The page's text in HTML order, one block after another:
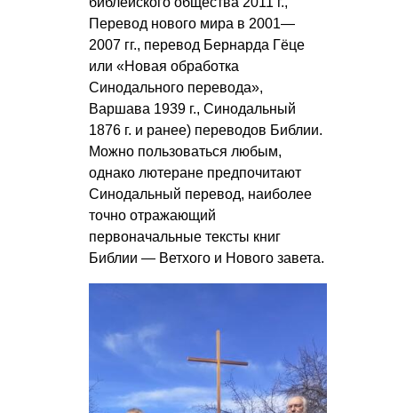
Перевод нового мира в 2001—
2007 гг., перевод Бернарда Гёце
или «Новая обработка
Синодального перевода»,
Варшава 1939 г., Синодальный
1876 г. и ранее) переводов Библии.
Можно пользоваться любым,
однако лютеране предпочитают
Синодальный перевод, наиболее
точно отражающий
первоначальные тексты книг
Библии — Ветхого и Нового завета.